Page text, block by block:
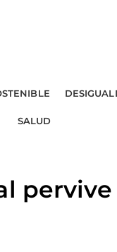
SALUD